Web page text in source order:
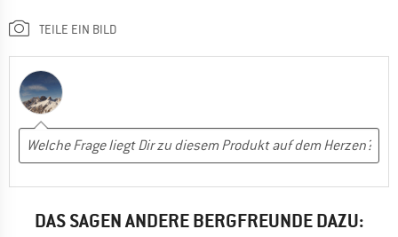
TEILE EIN BILD
DAS SAGEN ANDERE BERGFREUNDE DAZU: